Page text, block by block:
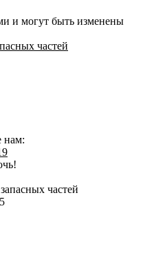
и могут быть изменены
частей
нам:
частей